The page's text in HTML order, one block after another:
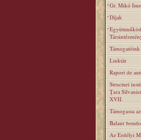
Gr. Mikó
Díjak
Támogatóink
Linktár
Raport de
Structuri
Ţara
XVII.
Támogassa
Balaur
Az Erdélyi